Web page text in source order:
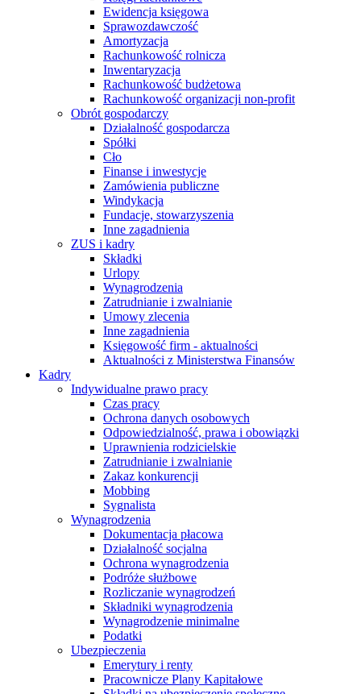
Ewidencja księgowa
Sprawozdawczość
Amortyzacja
Rachunkowość rolnicza
Inwentaryzacja
Rachunkowość budżetowa
Rachunkowość organizacji non-profit
Obrót gospodarczy
Działalność gospodarcza
Spółki
Cło
Finanse i inwestycje
Zamówienia publiczne
Windykacja
Fundacje, stowarzyszenia
Inne zagadnienia
ZUS i kadry
Składki
Urlopy
Wynagrodzenia
Zatrudnianie i zwalnianie
Umowy zlecenia
Inne zagadnienia
Księgowość firm - aktualności
Aktualności z Ministerstwa Finansów
Kadry
Indywidualne prawo pracy
Czas pracy
Ochrona danych osobowych
Odpowiedzialność, prawa i obowiązki
Uprawnienia rodzicielskie
Zatrudnianie i zwalnianie
Zakaz konkurencji
Mobbing
Sygnalista
Wynagrodzenia
Dokumentacja płacowa
Działalność socjalna
Ochrona wynagrodzenia
Podróże służbowe
Rozliczanie wynagrodzeń
Składniki wynagrodzenia
Wynagrodzenie minimalne
Podatki
Ubezpieczenia
Emerytury i renty
Pracownicze Plany Kapitałowe